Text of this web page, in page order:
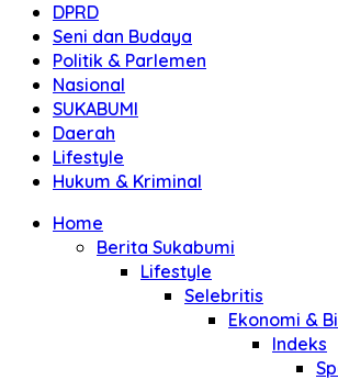
DPRD
Seni dan Budaya
Politik & Parlemen
Nasional
SUKABUMI
Daerah
Lifestyle
Hukum & Kriminal
Home
Berita Sukabumi
Lifestyle
Selebritis
Ekonomi &
Indeks